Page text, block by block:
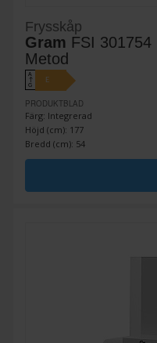
Frysskåp
Gram FSI
Metod
A
↑
G
E
PRODUKTBLAD
Färg: Integrerad
Höjd (cm): 177
Bredd (cm): 54